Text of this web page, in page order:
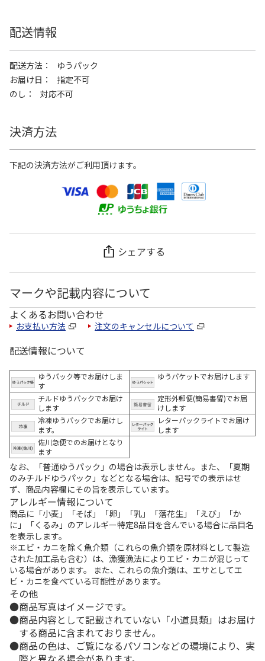
配送情報
配送方法
ゆうパック
お届け日
指定不可
のし
対応不可
決済方法
下記の決済方法がご利用頂けます。
シェアする
マークや記載内容について
よくあるお問い合わせ
お支払い方法 注文のキャンセルについて
配送情報について
ゆうパック等でお届けしま
す
ゆうパケットでお届けします
チルドゆうパックでお届け
します
定形外郵便(簡易書留)でお届
けします
冷凍ゆうパックでお届けし
ます。
レターパックライトでお届け
します
佐川急便でのお届けとなり
ます
なお、「普通ゆうパック」の場合は表示しません。また、「夏期
のみチルドゆうパック」などとなる場合は、記号での表示はせ
ず、商品内容欄にその旨を表示しています。
アレルギー情報について
商品に「小麦」「そば」「卵」「乳」「落花生」「えび」「か
に」「くるみ」のアレルギー特定8品目を含んでいる場合に品目名
を表示します。
※エビ・カニを除く魚介類（これらの魚介類を原材料として製造
された加工品も含む）は、漁獲漁法によりエビ・カニが混じって
いる場合があります。 また、これらの魚介類は、エサとしてエ
ビ・カニを食べている可能性があります。
その他
商品写真はイメージです。
商品内容として記載されていない「小道具類」はお届け
する商品に含まれておりません。
商品の色は、ご覧になるパソコンなどの環境により、実